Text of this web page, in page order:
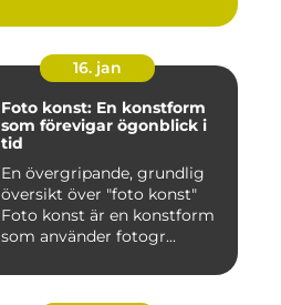
16. jan
Foto konst: En konstform
som förevigar ögonblick i
tid
En övergripande, grundlig
översikt över "foto konst"
Foto konst är en konstform
som använder fotogr...